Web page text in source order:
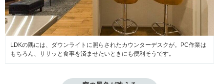
LDKの隅には、ダウンライトに照らされたカウンターデスクが。PC作業は
もちろん、ササッと食事を済ませたいときにも便利そうです。